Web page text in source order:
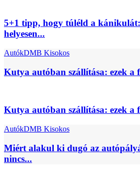
5+1 tipp, hogy túléld a
helyesen...
AutókDMB Kisokos
Kutya autóban szállítása: ezek a
Kutya autóban szállítása: ezek a
AutókDMB Kisokos
Miért alakul ki dugó az
nincs...